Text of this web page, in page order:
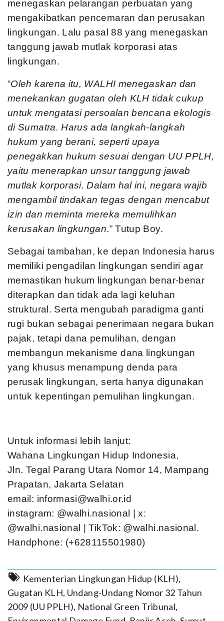
menegaskan pelarangan perbuatan yang
mengakibatkan pencemaran dan perusakan
lingkungan. Lalu pasal 88 yang menegaskan
tanggung jawab mutlak korporasi atas
lingkungan.
“Oleh karena itu, WALHI menegaskan dan
menekankan gugatan oleh KLH tidak cukup
untuk mengatasi persoalan bencana ekologis
di Sumatra. Harus ada langkah-langkah
hukum yang berani, seperti upaya
penegakkan hukum sesuai dengan UU PPLH,
yaitu menerapkan unsur tanggung jawab
mutlak korporasi. Dalam hal ini, negara wajib
mengambil tindakan tegas dengan mencabut
izin dan meminta mereka memulihkan
kerusakan lingkungan.” Tutup Boy.
Sebagai tambahan, ke depan Indonesia harus
memiliki pengadilan lingkungan sendiri agar
memastikan hukum lingkungan benar-benar
diterapkan dan tidak ada lagi keluhan
struktural. Serta mengubah paradigma ganti
rugi bukan sebagai penerimaan negara bukan
pajak, tetapi dana pemulihan, dengan
membangun mekanisme dana lingkungan
yang khusus menampung denda para
perusak lingkungan, serta hanya digunakan
untuk kepentingan pemulihan lingkungan.
Untuk informasi lebih lanjut:
Wahana Lingkungan Hidup Indonesia,
Jln. Tegal Parang Utara Nomor 14, Mampang
Prapatan, Jakarta Selatan
email: informasi@walhi.or.id
instagram: @walhi.nasional | x:
@walhi.nasional | TikTok: @walhi.nasional.
Handphone: (+628115501980)
Kementerian Lingkungan Hidup (KLH),
Gugatan KLH, Undang-Undang Nomor 32 Tahun
2009 (UU PPLH), National Green Tribunal,